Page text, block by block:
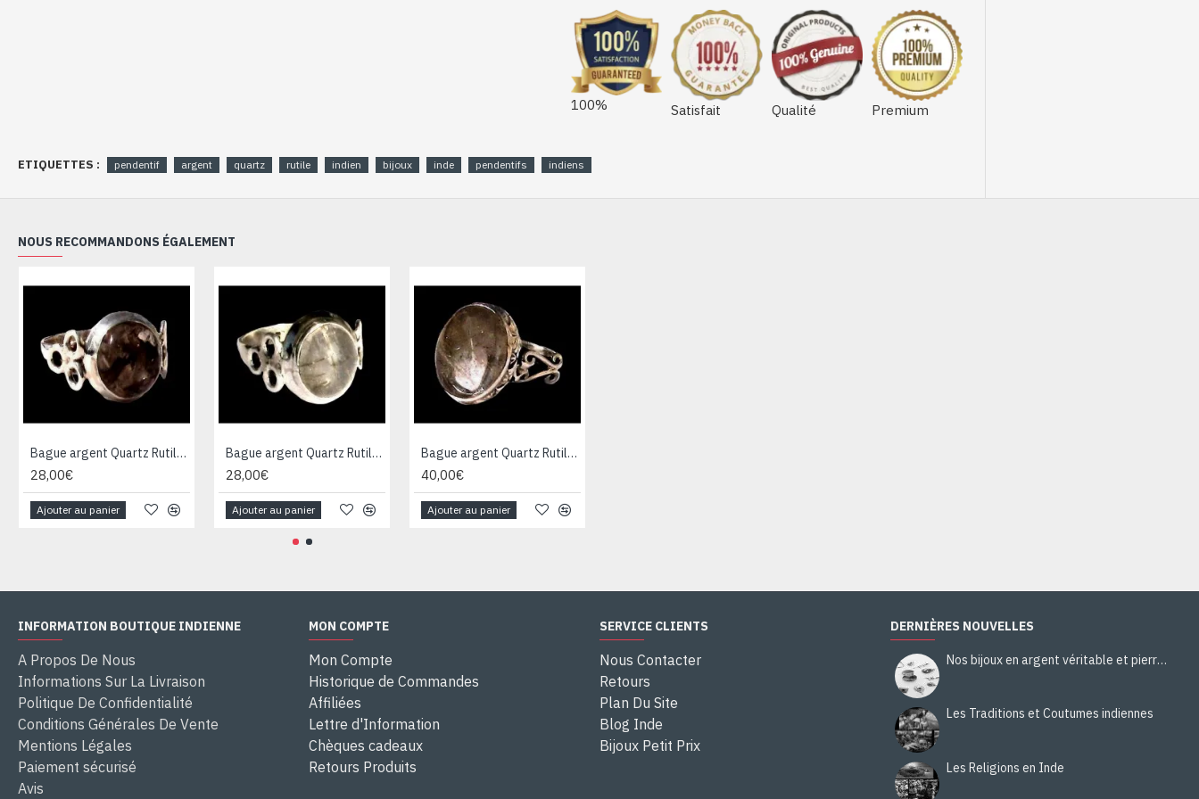
100% Satisfait Qualité Premium
ETIQUETTES : pendentif argent quartz rutile indien bijoux inde pendentifs indiens
NOUS RECOMMANDONS ÉGALEMENT
Bague argent Quartz Rutile - Bague indienne - Bijoux indiens
28,00€
Ajouter au panier
Bague argent Quartz Rutile - Bague indienne - Bijoux indiens
28,00€
Ajouter au panier
Bague argent Quartz Rutile - Bague indienne - Bijoux indiens
40,00€
Ajouter au panier
INFORMATION BOUTIQUE INDIENNE
A Propos De Nous
Informations Sur La Livraison
Politique De Confidentialité
Conditions Générales De Vente
Mentions Légales
Paiement sécurisé
Avis
MON COMPTE
Mon Compte
Historique de Commandes
Affiliées
Lettre d'Information
Chèques cadeaux
Retours Produits
SERVICE CLIENTS
Nous Contacter
Retours
Plan Du Site
Blog Inde
Bijoux Petit Prix
DERNIÈRES NOUVELLES
Nos bijoux en argent véritable et pierres naturelles
Les Traditions et Coutumes indiennes
Les Religions en Inde